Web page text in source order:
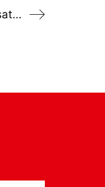
Gute Nachricht: Mannheim verzichtet auf den Einsatz von Glyphosat